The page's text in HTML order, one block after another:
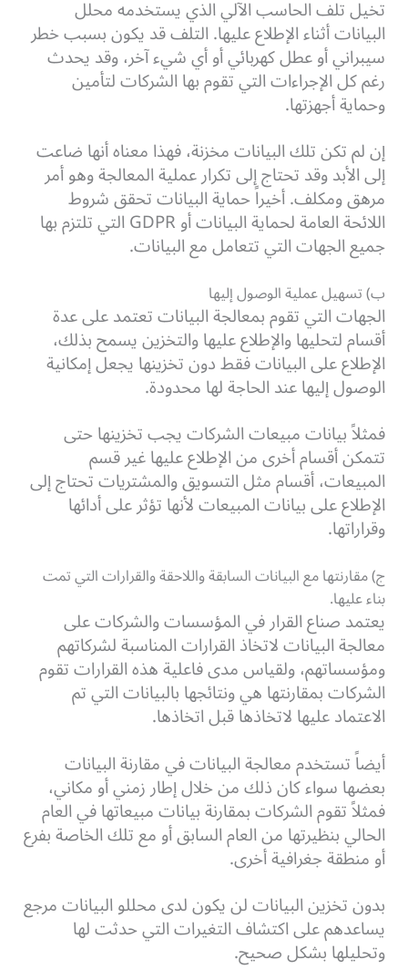
تخيل تلف الحاسب الآلي الذي يستخدمه محلل
البيانات أثناء الإطلاع عليها. التلف قد يكون بسبب خطر
سيبراني أو عطل كهربائي أو أي شيء آخر، وقد يحدث
رغم كل الإجراءات التي تقوم بها الشركات لتأمين
وحماية أجهزتها.
إن لم تكن تلك البيانات مخزنة، فهذا معناه أنها ضاعت
إلى الأبد وقد تحتاج إلى تكرار عملية المعالجة وهو أمر
مرهق ومكلف. أخيراً حماية البيانات تحقق شروط
اللائحة العامة لحماية البيانات أو GDPR التي تلتزم بها
جميع الجهات التي تتعامل مع البيانات.
ب) تسهيل عملية الوصول إليها
الجهات التي تقوم بمعالجة البيانات تعتمد على عدة
أقسام لتحليها والإطلاع عليها والتخزين يسمح بذلك،
الإطلاع على البيانات فقط دون تخزينها يجعل إمكانية
الوصول إليها عند الحاجة لها محدودة.
فمثلاً بيانات مبيعات الشركات يجب تخزينها حتى
تتمكن أقسام أخرى من الإطلاع عليها غير قسم
المبيعات، أقسام مثل التسويق والمشتريات تحتاج إلى
الإطلاع على بيانات المبيعات لأنها تؤثر على أدائها
وقراراتها.
ج) مقارنتها مع البيانات السابقة واللاحقة والقرارات التي تمت
بناء عليها.
يعتمد صناع القرار في المؤسسات والشركات على
معالجة البيانات لاتخاذ القرارات المناسبة لشركاتهم
ومؤسساتهم، ولقياس مدى فاعلية هذه القرارات تقوم
الشركات بمقارنتها هي ونتائجها بالبيانات التي تم
الاعتماد عليها لاتخاذها قبل اتخاذها.
أيضاً تستخدم معالجة البيانات في مقارنة البيانات
بعضها سواء كان ذلك من خلال إطار زمني أو مكاني،
فمثلاً تقوم الشركات بمقارنة بيانات مبيعاتها في العام
الحالي بنظيرتها من العام السابق أو مع تلك الخاصة بفرع
أو منطقة جغرافية أخرى.
بدون تخزين البيانات لن يكون لدى محللو البيانات مرجع
يساعدهم على اكتشاف التغيرات التي حدثت لها
وتحليلها بشكل صحيح.